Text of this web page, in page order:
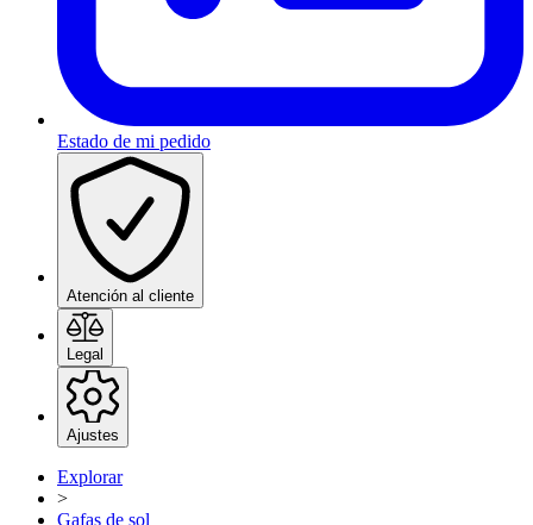
Estado de mi pedido
Atención al cliente
Legal
Ajustes
Explorar
>
Gafas de sol